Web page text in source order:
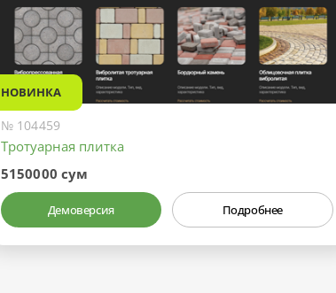
НОВИНКА
№ 104459
Тротуарная плитка
5150000 сум
Демоверсия Подробнее